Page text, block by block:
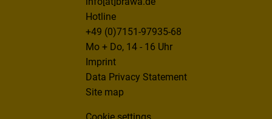
Hotline
+49 (0)7151-97935-68
Mo + Do, 14 - 16 Uhr
Imprint
Data Privacy Statement
Site map